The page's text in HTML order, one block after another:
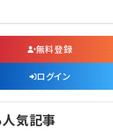
無料登録
ログイン
気記事